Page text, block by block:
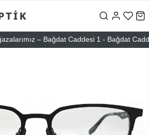
– Bağdat Caddesi 1 - Bağdat